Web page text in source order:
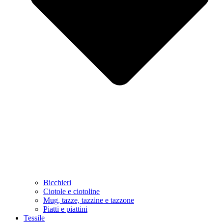
Bicchieri
Ciotole e ciotoline
Mug, tazze, tazzine e tazzone
Piatti e piattini
Tessile